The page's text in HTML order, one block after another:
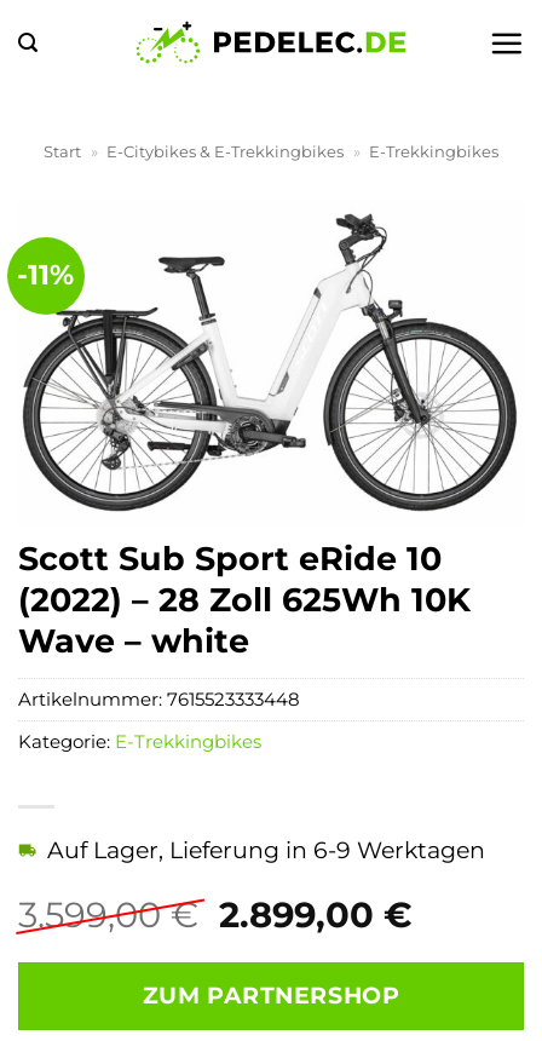
Inhalt
Start » E-Citybikes & E-Trekkingbikes » E-Trekkingbikes
-11%
Scott Sub Sport eRide 10
(2022) – 28 Zoll 625Wh 10K
Wave – white
3.599,00€ Ursprünglicher
war:
3.599,00 €
2.899,00 €
Auf Lager, Lieferung in 6-9 Werktagen
ZUM PARTNERSHOP
Artikelnummer: 7615523333448
Kategorie: E-Trekkingbikes